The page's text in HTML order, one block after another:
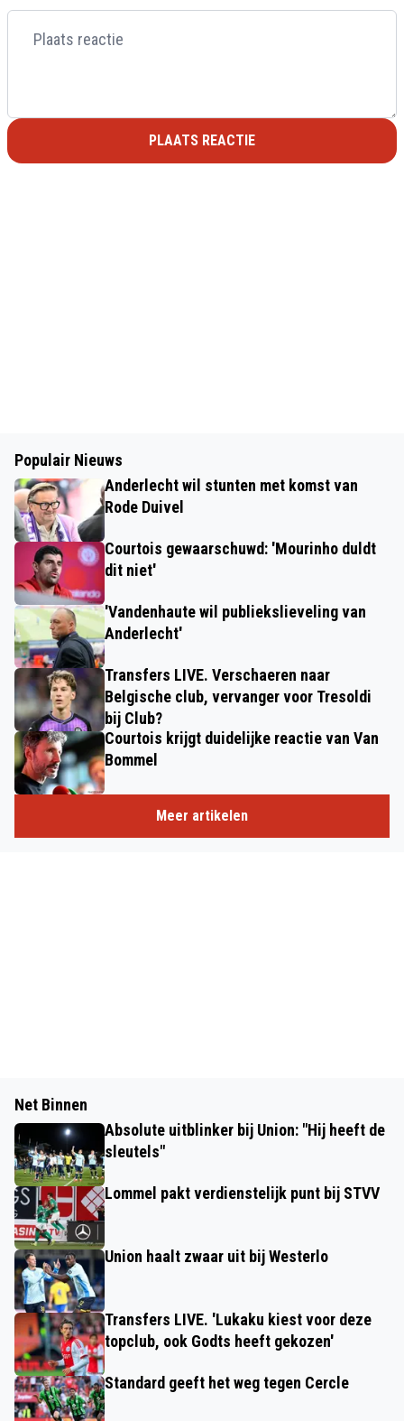
PLAATS REACTIE
Populair Nieuws
Anderlecht wil stunten met komst van
Rode Duivel
Courtois gewaarschuwd: 'Mourinho duldt
dit niet'
'Vandenhaute wil publiekslieveling van
Anderlecht'
Transfers LIVE. Verschaeren naar
Belgische club, vervanger voor Tresoldi
bij Club?
Courtois krijgt duidelijke reactie van Van
Bommel
Meer artikelen
Net Binnen
Absolute uitblinker bij Union: "Hij heeft de
sleutels"
Lommel pakt verdienstelijk punt bij STVV
Union haalt zwaar uit bij Westerlo
Transfers LIVE. 'Lukaku kiest voor deze
topclub, ook Godts heeft gekozen'
Standard geeft het weg tegen Cercle